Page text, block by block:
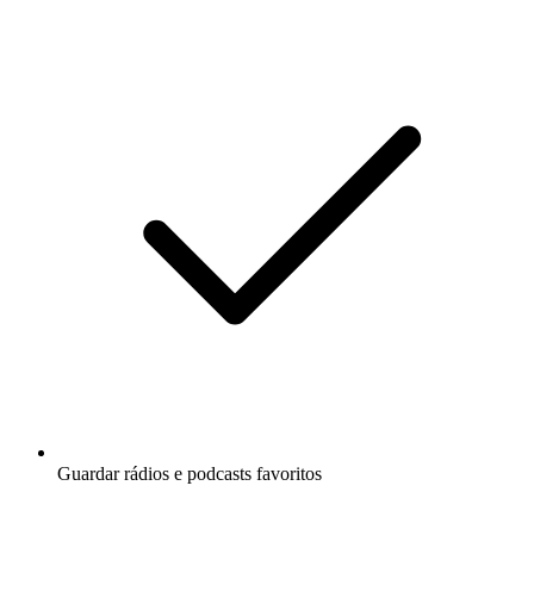
Guardar rádios e podcasts favoritos